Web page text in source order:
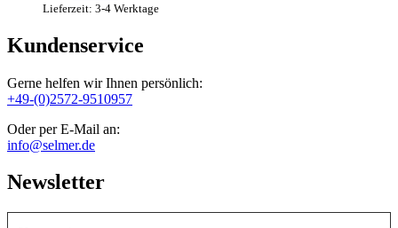
Lieferzeit: 3-4 Werktage
Kundenservice
Gerne helfen wir Ihnen persönlich:
+49-(0)2572-9510957
Oder per E-Mail an:
info@selmer.de
Newsletter